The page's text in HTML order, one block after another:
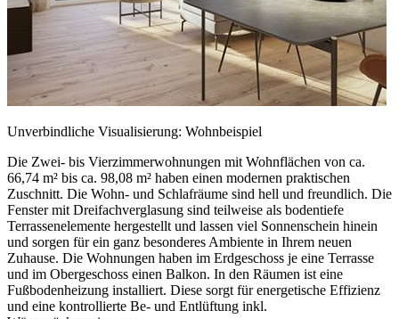
Unverbindliche Visualisierung: Wohnbeispiel
Die Zwei- bis Vierzimmerwohnungen mit Wohnflächen von ca.
66,74 m² bis ca. 98,08 m² haben einen modernen praktischen
Zuschnitt. Die Wohn- und Schlafräume sind hell und freundlich. Die
Fenster mit Dreifachverglasung sind teilweise als bodentiefe
Terrassenelemente hergestellt und lassen viel Sonnenschein hinein
und sorgen für ein ganz besonderes Ambiente in Ihrem neuen
Zuhause. Die Wohnungen haben im Erdgeschoss je eine Terrasse
und im Obergeschoss einen Balkon. In den Räumen ist eine
Fußbodenheizung installiert. Diese sorgt für energetische Effizienz
und eine kontrollierte Be- und Entlüftung inkl.